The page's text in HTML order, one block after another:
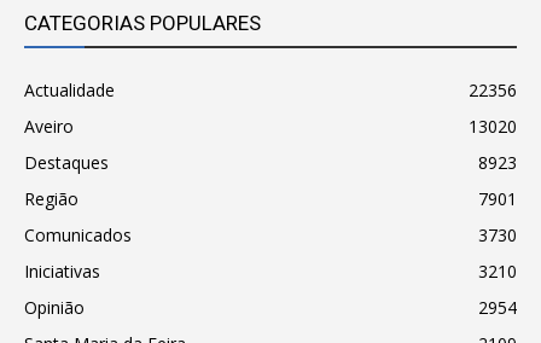
CATEGORIAS POPULARES
Actualidade
22356
Aveiro
13020
Destaques
8923
Região
7901
Comunicados
3730
Iniciativas
3210
Opinião
2954